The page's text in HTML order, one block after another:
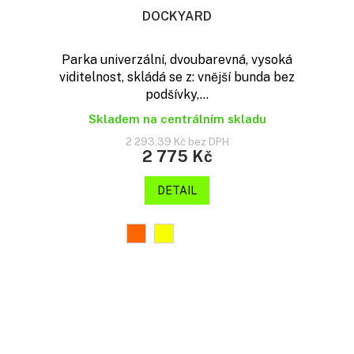
DOCKYARD
Parka univerzální, dvoubarevná, vysoká
viditelnost, skládá se z: vnější bunda bez
podšívky,...
Skladem na centrálním skladu
2 293,39 Kč bez DPH
2 775 Kč
DETAIL